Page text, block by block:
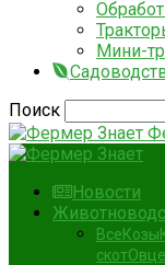
Мини-
Поиск
Новости
ВсеКозы
скот